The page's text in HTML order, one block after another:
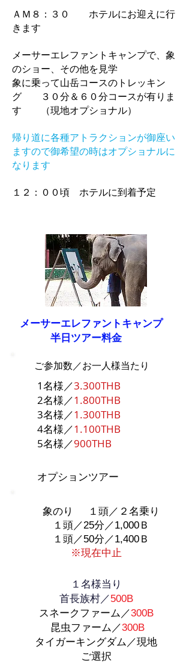
ＡＭ８：３０ ホテルにお迎えに行
きます
メーサーエレファントキャンプで、象
のショー、その他を見学
象に乗って山岳コースのトレッキン
グ ３０分＆６０分コースが有りま
す （現地オプショナル）
帰り道に各種アトラクションが御座い
ますので御希望の時はオプショナルに
なります
１２：００頃 ホテルに到着予定
メーサーエレファントキャンプ
半日ツアー料金
ご参加数／お一人様当たり
1名様／3.300THB
2名様／1.800THB
3名様／1.300THB
4名様／1.100THB
5名様／900THB
オプションツアー
象のり １頭／２名乗り
１頭／25分／1,000Ｂ
１頭／50分／1,400 Ｂ
​※現在中止
１名様当り
首長族村／500B
スネークファーム／300B
昆虫ファーム／300B
タイガーキングダム／現地
​ご選択